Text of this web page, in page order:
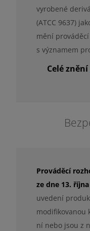
vyrobené
(ATCC 9637)
mění
s významem
Celé znění
Prováděcí
ze dne 13.
uvedení
modifikovanou
ní nebo jsou z